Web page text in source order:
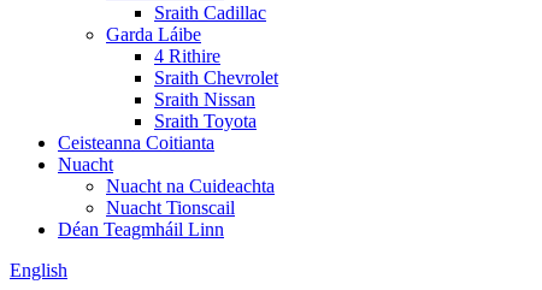
Sraith Cadillac
Garda Láibe
4 Rithire
Sraith Chevrolet
Sraith Nissan
Sraith Toyota
Ceisteanna Coitianta
Nuacht
Nuacht na Cuideachta
Nuacht Tionscail
Déan Teagmháil Linn
English